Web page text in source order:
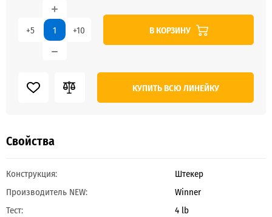
+5 +10 В КОРЗИНУ
КУПИТЬ ВСЮ ЛИНЕЙКУ
Свойства
Конструкция:
Штекер
Производитель NEW:
Winner
Тест:
4 lb